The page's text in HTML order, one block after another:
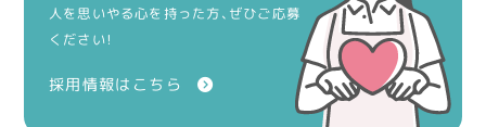
人を思いやる心を持った方、ぜひご応募
ください！
採用情報はこちら